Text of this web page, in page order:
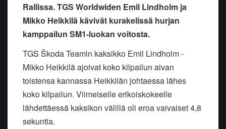
Rallissa. TGS Worldwiden Emil Lindholm ja
Mikko Heikkilä kävivät kurakelissä hurjan
kamppailun SM1-luokan voitosta.
TGS Škoda Teamin kaksikko Emil Lindholm -
Mikko Heikkilä ajoivat koko kilpailun aivan
toistensa kannassa Heikkilän johtaessa lähes
koko kilpailun. Viimeiselle erikoiskokeelle
lähdettäessä kaksikon välillä oli eroa vaivaiset 4,8
sekuntia.